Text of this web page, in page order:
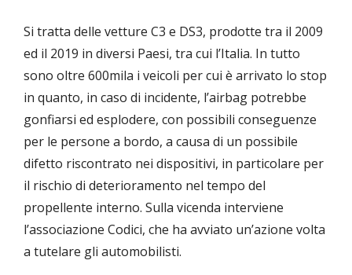
Si tratta delle vetture C3 e DS3, prodotte tra il 2009
ed il 2019 in diversi Paesi, tra cui l’Italia. In tutto
sono oltre 600mila i veicoli per cui è arrivato lo stop
in quanto, in caso di incidente, l’airbag potrebbe
gonfiarsi ed esplodere, con possibili conseguenze
per le persone a bordo, a causa di un possibile
difetto riscontrato nei dispositivi, in particolare per
il rischio di deterioramento nel tempo del
propellente interno. Sulla vicenda interviene
l’associazione Codici, che ha avviato un’azione volta
a tutelare gli automobilisti.